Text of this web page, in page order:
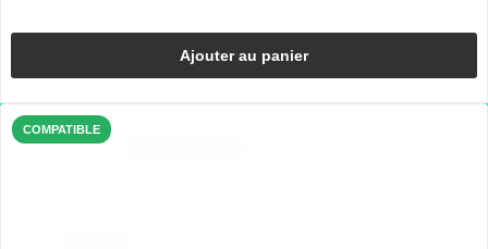
Ajouter au panier
COMPATIBLE